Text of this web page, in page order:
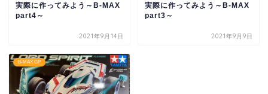
実際に作ってみよう～B-MAX
part4～
2021年9月14日
実際に作ってみよう～B-MAX
part3～
2021年9月9日
B-MAX GP